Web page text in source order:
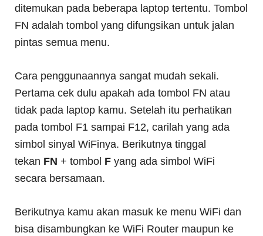
ditemukan pada beberapa laptop tertentu. Tombol
FN adalah tombol yang difungsikan untuk jalan
pintas semua menu.
Cara penggunaannya sangat mudah sekali.
Pertama cek dulu apakah ada tombol FN atau
tidak pada laptop kamu. Setelah itu perhatikan
pada tombol F1 sampai F12, carilah yang ada
simbol sinyal WiFinya. Berikutnya tinggal
tekan FN + tombol F yang ada simbol WiFi
secara bersamaan.
Berikutnya kamu akan masuk ke menu WiFi dan
bisa disambungkan ke WiFi Router maupun ke